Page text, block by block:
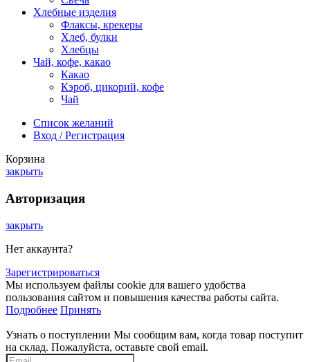
Хлебные изделия
Флаксы, крекеры
Хлеб, булки
Хлебцы
Чай, кофе, какао
Какао
Кэроб, цикорий, кофе
Чай
Список желаний
Вход / Регистрация
Корзина
закрыть
Авторизация
закрыть
Нет аккаунта?
Зарегистрироваться
Мы используем файлы cookie для вашего удобства
пользования сайтом и повышения качества работы сайта.
Подробнее Принять
Узнать о поступлении Мы сообщим вам, когда товар поступит
на склад. Пожалуйста, оставьте свой email.